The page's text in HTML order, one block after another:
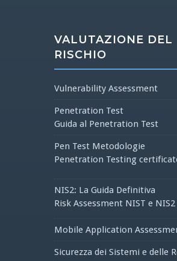
VALUTAZIONE DEL
RISCHIO
Vulnerability Assessment
Penetration Test
Guida al Penetration Test
Pen Test Metodologie
Penetration Testing
NIS2: La Guida Definitiva
Risk Assessment NIST e NIS2
Mobile Application
Sicurezza dei Sistemi e delle